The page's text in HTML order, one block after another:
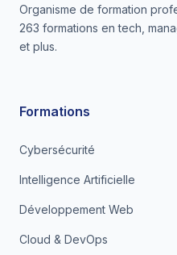
Organisme de formation
263 formations en tech,
et plus.
Formations
Cybersécurité
Intelligence Artificielle
Développement Web
Cloud & DevOps